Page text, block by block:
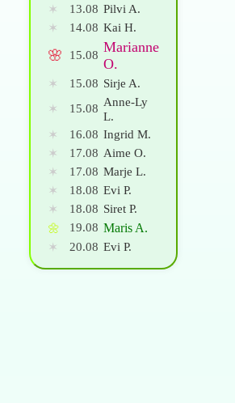
✶
13.08 Pilvi A.
✶
14.08 Kai H.
🌸 15.08 Marianne
O.
✶ 15.08 Sirje A.
✶
15.08 Anne-Ly
L.
✶
16.08 Ingrid M.
✶
17.08 Aime O.
✶
17.08 Marje L.
✶
18.08 Evi P.
✶
18.08 Siret P.
🌼
19.08 Maris A.
✶ 20.08 Evi P.